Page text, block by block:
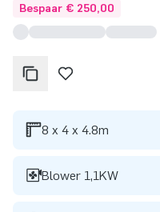
Bespaar € 250,00
8 x 4 x 4.8m
Blower 1,1KW